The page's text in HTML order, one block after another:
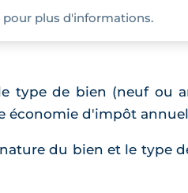
pour plus d'informations.
type de bien (neuf ou
économie d'impôt
du bien et le type